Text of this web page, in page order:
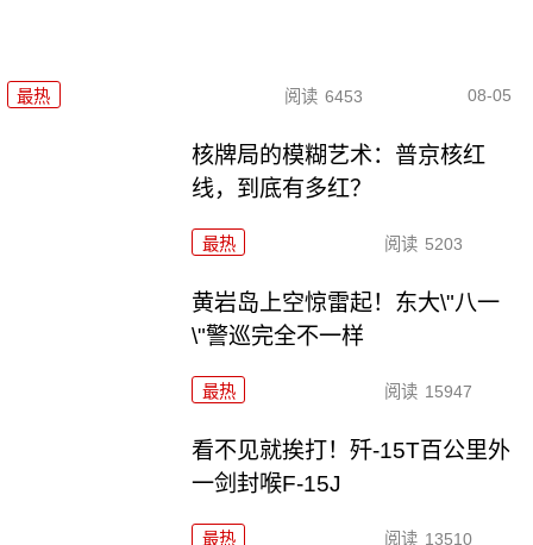
最热 阅读 6453 08-05
核牌局的模糊艺术：普京核红
线，到底有多红？
最热 阅读 5203
黄岩岛上空惊雷起！东大\"八一
\"警巡完全不一样
最热 阅读 15947
看不见就挨打！歼-15T百公里外
一剑封喉F-15J
最热 阅读 13510